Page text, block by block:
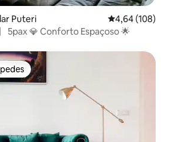
Puteri 4,64 de uma
4,64 (108)
5pax 💎 Conforto Espaçoso 🌟
dos hóspedes